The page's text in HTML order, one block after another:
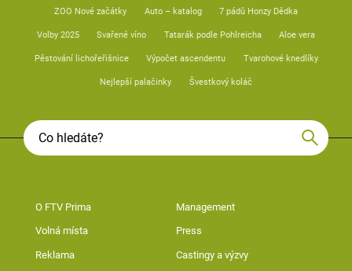
ZOO Nové začátky Auto – katalog 7 pádů Honzy Dědka
Volby 2025 Svařené víno Tatarák podle Pohlreicha Aloe vera
Pěstování lichořeřišnice Výpočet ascendentu Tvarohové knedlíky
Nejlepší palačinky Švestkový koláč
O FTV Prima Management
Volná místa Press
Reklama Castingy a výzvy